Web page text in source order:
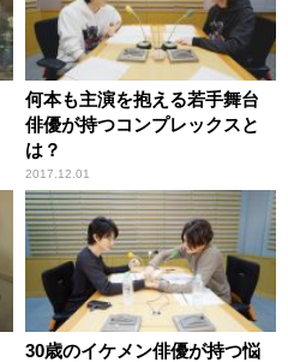
何本も主演を抱える若手舞台
俳優が持つコンプレックスと
は？
2017.12.01
30歳のイケメン俳優が持つ悩